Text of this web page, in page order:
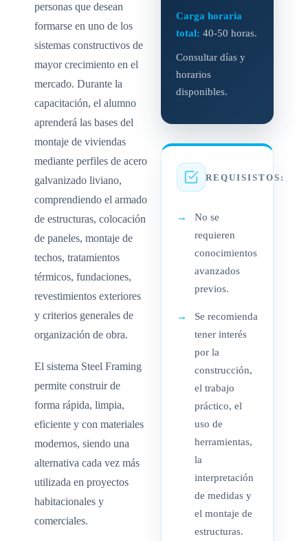
personas que desean
formarse en uno de los
sistemas constructivos de
mayor crecimiento en el
mercado. Durante la
capacitación, el alumno
aprenderá las bases del
montaje de viviendas
mediante perfiles de acero
galvanizado liviano,
comprendiendo el armado
de estructuras, colocación
de paneles, montaje de
techos, tratamientos
térmicos, fundaciones,
revestimientos exteriores
y criterios generales de
organización de obra.
El sistema Steel Framing
permite construir de
forma rápida, limpia,
eficiente y con materiales
modernos, siendo una
alternativa cada vez más
utilizada en proyectos
habitacionales y
comerciales.
Carga horaria
total: 40-50 horas.
Consultar días y
horarios
disponibles.
REQUISISTOS:
No se
requieren
conocimientos
avanzados
previos.
Se recomienda
tener interés
por la
construcción,
el trabajo
práctico, el
uso de
herramientas,
la
interpretación
de medidas y
el montaje de
estructuras.